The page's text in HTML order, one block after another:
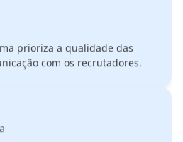
prioriza a qualidade das
encontrei o emprego que